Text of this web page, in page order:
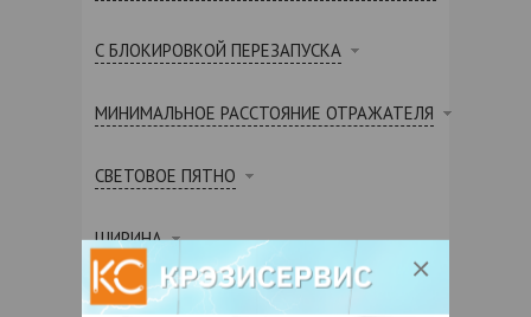
С БЛОКИРОВКОЙ ПЕРЕЗАПУСКА
МИНИМАЛЬНОЕ РАССТОЯНИЕ ОТРАЖАТЕЛЯ
СВЕТОВОЕ ПЯТНО
ШИРИНА
ФОРМА